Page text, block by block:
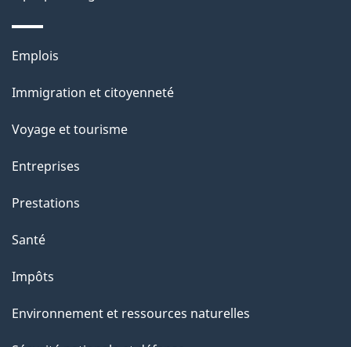
l
a
a
g
"
Thèmes
sujets
Emplois
Immigration et citoyenneté
Voyage et tourisme
Entreprises
Prestations
Santé
Impôts
Environnement et ressources naturelles